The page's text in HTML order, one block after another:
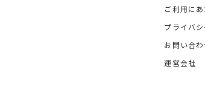
ご利用にあ
プライバ
お問い合わ
運営会社